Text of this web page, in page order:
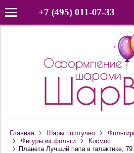
+7 (495) 011-07-33
Главная Шары поштучно
Фигуры из фольги
Космос
Планета Лучший папа в галактике,